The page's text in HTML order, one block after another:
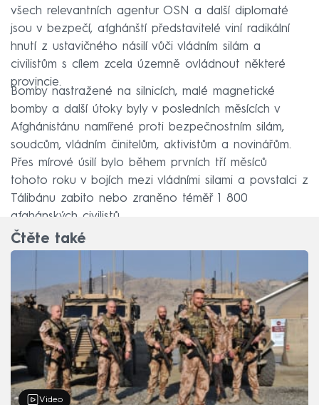
všech relevantních agentur OSN a další diplomaté
jsou v bezpečí, afghánští představitelé viní radikální
hnutí z ustavičného násilí vůči vládním silám a
civilistům s cílem zcela územně ovládnout některé
provincie.
Bomby nastražené na silnicích, malé magnetické
bomby a další útoky byly v posledních měsících v
Afghánistánu namířené proti bezpečnostním silám,
soudcům, vládním činitelům, aktivistům a novinářům.
Přes mírové úsilí bylo během prvních tří měsíců
tohoto roku v bojích mezi vládními silami a povstalci z
Tálibánu zabito nebo zraněno téměř 1 800
afghánských civilistů.
Čtěte také
Video